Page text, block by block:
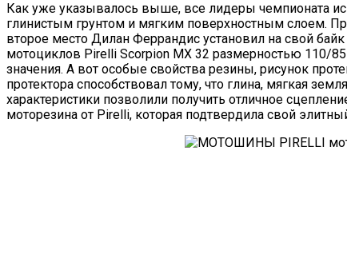
Как уже указывалось выше, все лидеры чемпионата
глинистым грунтом и мягким поверхностным слоем.
второе место Дилан Феррандис установил на свой
мотоциклов Pirelli Scorpion MX 32 размерностью 110/
значения. А вот особые свойства резины, рисунок
протектора способствовал тому, что глина, мягкая
характеристики позволили получить отличное
моторезина от Pirelli, которая подтвердила свой